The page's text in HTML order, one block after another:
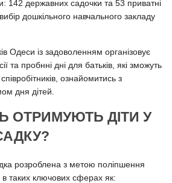
142 державних садочки та 53 приватні
дошкільного навчального закладу
Одеси із задоволенням організовує
та пробнні дні для батьків, які зможуть
ознайомитись з
дня дітей.
ОТРИМУЮТЬ ДІТИ У
розроблена з метою поліпшення
в таких ключових сферах як: